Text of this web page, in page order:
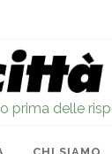
prima delle